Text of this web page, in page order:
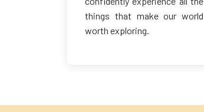
things that make our world
worth exploring.